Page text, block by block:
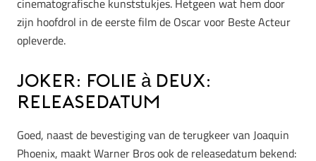
cinematografische kunststukjes. Hetgeen wat hem door
zijn hoofdrol in de eerste film de Oscar voor Beste Acteur
opleverde.
Joker: Folie à Deux:
releasedatum
Goed, naast de bevestiging van de terugkeer van Joaquin
Phoenix, maakt Warner Bros ook de releasedatum bekend: